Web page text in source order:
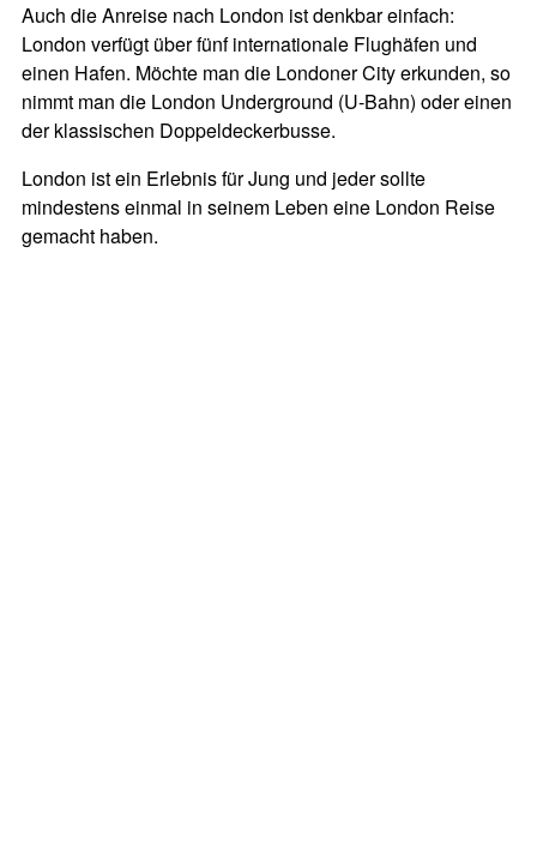
Auch die Anreise nach London ist denkbar einfach:
London verfügt über fünf internationale Flughäfen und
einen Hafen. Möchte man die Londoner City erkunden, so
nimmt man die London Underground (U-Bahn) oder einen
der klassischen Doppeldeckerbusse.
London ist ein Erlebnis für Jung und jeder sollte
mindestens einmal in seinem Leben eine London Reise
gemacht haben.